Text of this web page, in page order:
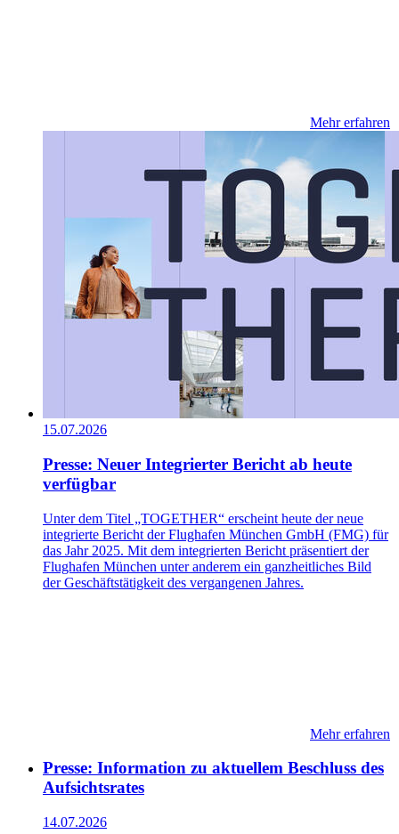
Mehr erfahren
15.07.2026
Presse: Neuer Integrierter Bericht ab heute
verfügbar
Unter dem Titel „TOGETHER“ erscheint heute der neue
integrierte Bericht der Flughafen München GmbH (FMG) für
das Jahr 2025. Mit dem integrierten Bericht präsentiert der
Flughafen München unter anderem ein ganzheitliches Bild
der Geschäftstätigkeit des vergangenen Jahres.
Mehr erfahren
Presse: Information zu aktuellem Beschluss des
Aufsichtsrates
14.07.2026